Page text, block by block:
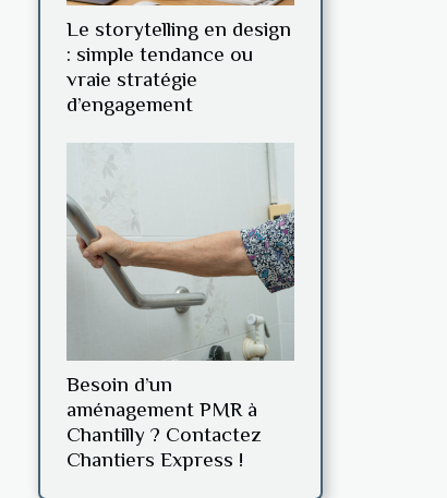
Le storytelling en design
: simple tendance ou
vraie stratégie
d’engagement
Besoin d’un
aménagement PMR à
Chantilly ? Contactez
Chantiers Express !